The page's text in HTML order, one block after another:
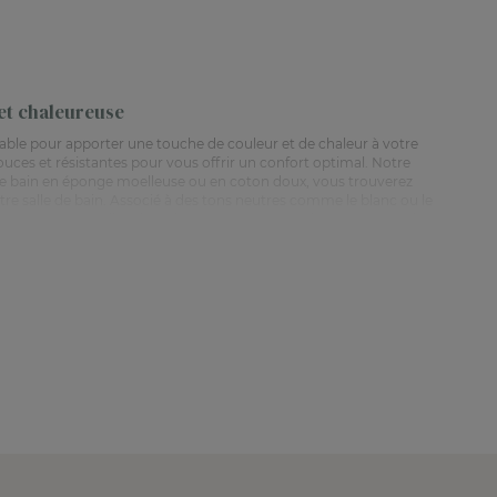
chaleureuse
pour apporter une touche de couleur et de chaleur à votre
et résistantes pour vous offrir un confort optimal. Notre
offrir une douceur et une résistance exceptionnelles. Ils sont